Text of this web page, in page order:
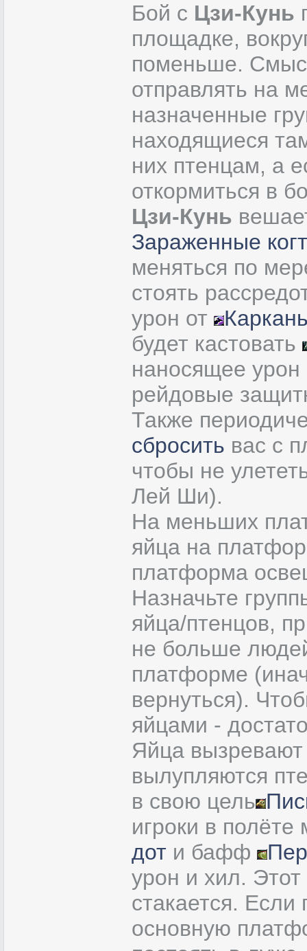
Бой с Цзи-Кунь
площадке,
поменьше.
отправлять на
назначенные
находящиеся
них птенцам, а
откормиться в
Цзи-Кунь
Зараженные
меняться по
стоять
урон от
будет кастовать
наносящее
рейдовые
Также
сбросить вас с
чтобы не
Лей Ши).
На меньших
яйца на
платформа
Назначьте
яйца/птенцов,
не больше
платформе
вернуться).
яйцами -
Яйца вызревают
вылупляются
в свою цель
игроки в полёте
дот и бафф
урон и хил.
стакается. Если
основную